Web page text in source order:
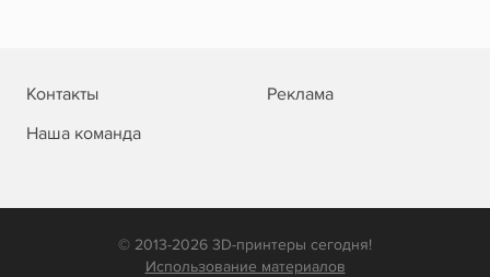
Контакты
Реклама
Наша команда
© 2013-2026 3D-принтеры сегодня!
Использование материалов